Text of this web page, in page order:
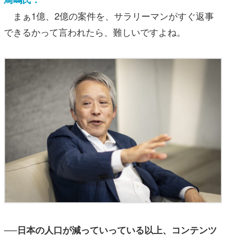
まぁ1億、2億の案件を、サラリーマンがすぐ返事
できるかって言われたら、難しいですよね。
──日本の人口が減っていっている以上、コンテンツ